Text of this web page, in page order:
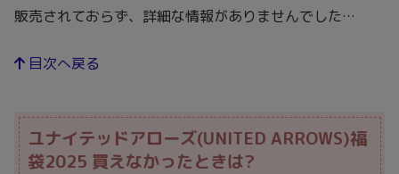
販売されておらず、詳細な情報がありませんでした…
目次へ戻る
ユナイテッドアローズ(UNITED ARROWS)福
袋2025 買えなかったときは?